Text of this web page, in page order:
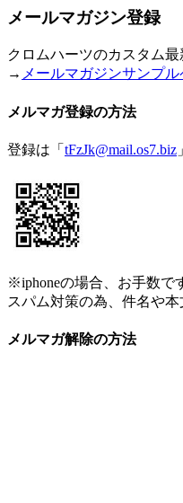
メールマガジン登録
クロムハーツのカスタム
→ メールマガジンサンプ
メルマガ登録の方法
登録は「 tFzJk@mail.os7.biz
※iphoneの場合、お手数で
スパム対策の為、件名や
メルマガ解除の方法